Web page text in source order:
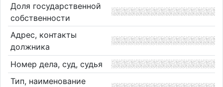
Доля государственной
собственности
Адрес, контакты
должника
Номер дела, суд, судья
Тип, наименование